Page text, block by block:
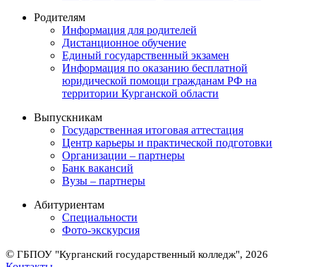
Родителям
Информация для родителей
Дистанционное обучение
Единый государственный экзамен
Информация по оказанию бесплатной
юридической помощи гражданам РФ на
территории Курганской области
Выпускникам
Государственная итоговая аттестация
Центр карьеры и практической подготовки
Организации – партнеры
Банк вакансий
Вузы – партнеры
Абитуриентам
Специальности
Фото-экскурсия
© ГБПОУ "Курганский государственный колледж", 2026